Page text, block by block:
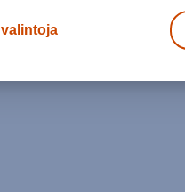
valintoja